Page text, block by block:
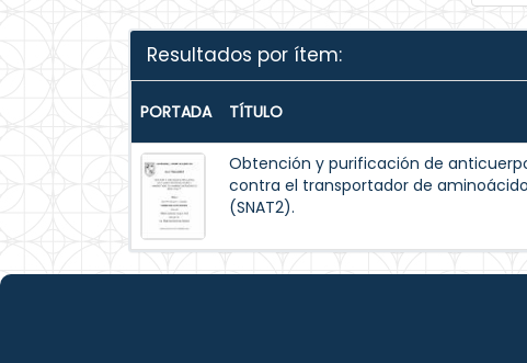
Resultados por ítem:
PORTADA TÍTULO
Obtención y purificación de
contra el transportador de
(SNAT2).